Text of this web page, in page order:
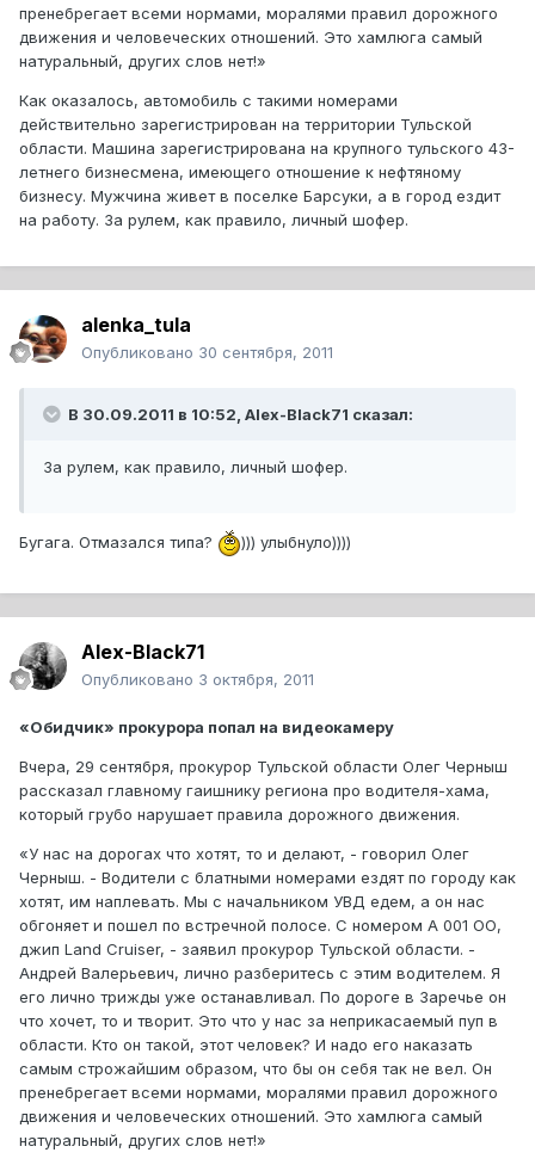
пренебрегает всеми нормами, моралями правил дорожного
движения и человеческих отношений. Это хамлюга самый
натуральный, других слов нет!»
Как оказалось, автомобиль с такими номерами
действительно зарегистрирован на территории Тульской
области. Машина зарегистрирована на крупного тульского 43-
летнего бизнесмена, имеющего отношение к нефтяному
бизнесу. Мужчина живет в поселке Барсуки, а в город ездит
на работу. За рулем, как правило, личный шофер.
alenka_tula
Опубликовано 30 сентября, 2011
В 30.09.2011 в 10:52, Alex-Black71 сказал:
За рулем, как правило, личный шофер.
Бугага. Отмазался типа? ))) улыбнуло))))
Alex-Black71
Опубликовано 3 октября, 2011
«Обидчик» прокурора попал на видеокамеру
Вчера, 29 сентября, прокурор Тульской области Олег Черныш
рассказал главному гаишнику региона про водителя-хама,
который грубо нарушает правила дорожного движения.
«У нас на дорогах что хотят, то и делают, - говорил Олег
Черныш. - Водители с блатными номерами ездят по городу как
хотят, им наплевать. Мы с начальником УВД едем, а он нас
обгоняет и пошел по встречной полосе. С номером А 001 ОО,
джип Land Cruiser, - заявил прокурор Тульской области. -
Андрей Валерьевич, лично разберитесь с этим водителем. Я
его лично трижды уже останавливал. По дороге в Заречье он
что хочет, то и творит. Это что у нас за неприкасаемый пуп в
области. Кто он такой, этот человек? И надо его наказать
самым строжайшим образом, что бы он себя так не вел. Он
пренебрегает всеми нормами, моралями правил дорожного
движения и человеческих отношений. Это хамлюга самый
натуральный, других слов нет!»